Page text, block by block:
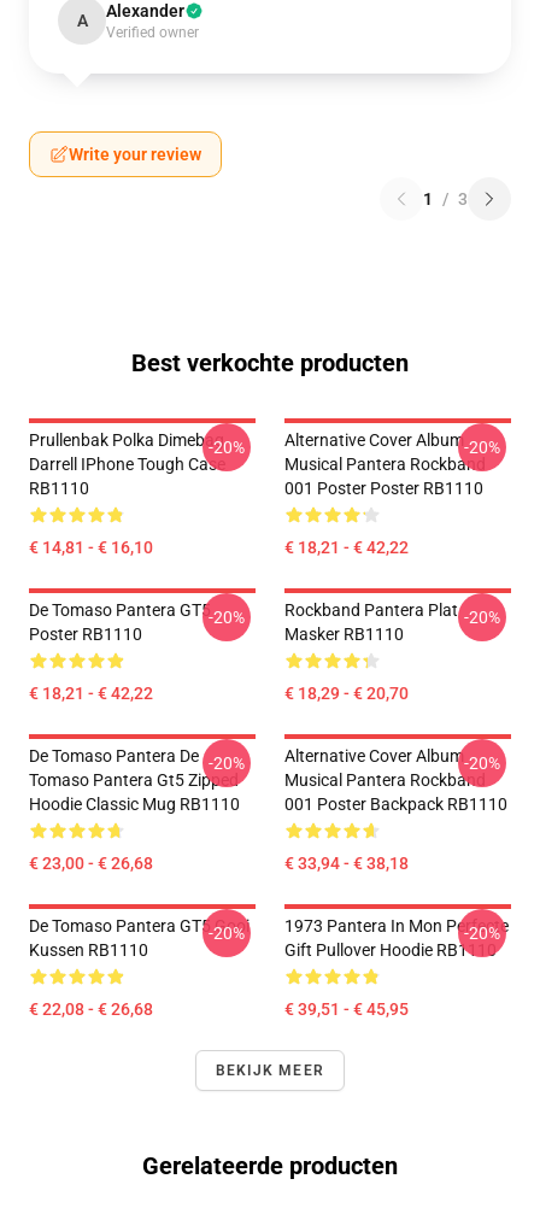
A Alexander
Verified owner
Write your review
1 / 3
Best verkochte producten
Prullenbak Polka Dimebag
Darrell IPhone Tough Case
RB1110
€ 14,81 - € 16,10
-20%
Alternative Cover Album
Musical Pantera Rockband
001 Poster Poster RB1110
€ 18,21 - € 42,22
-20%
De Tomaso Pantera GT5
Poster RB1110
€ 18,21 - € 42,22
-20%
Rockband Pantera Plat
Masker RB1110
€ 18,29 - € 20,70
-20%
De Tomaso Pantera De
Tomaso Pantera Gt5 Zipped
Hoodie Classic Mug RB1110
€ 23,00 - € 26,68
-20%
Alternative Cover Album
Musical Pantera Rockband
001 Poster Backpack RB1110
€ 33,94 - € 38,18
-20%
De Tomaso Pantera GT5 Gooi
Kussen RB1110
€ 22,08 - € 26,68
-20%
1973 Pantera In Mon Perfecte
Gift Pullover Hoodie RB1110
€ 39,51 - € 45,95
-20%
BEKIJK MEER
Gerelateerde producten